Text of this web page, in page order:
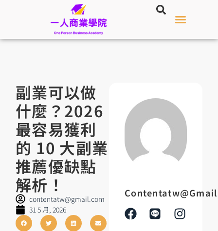
副業可以做
什麼？2026
最容易獲利
的 10 大副業
推薦優缺點
解析！
contentatw@gmail.com
31 5 月, 2026